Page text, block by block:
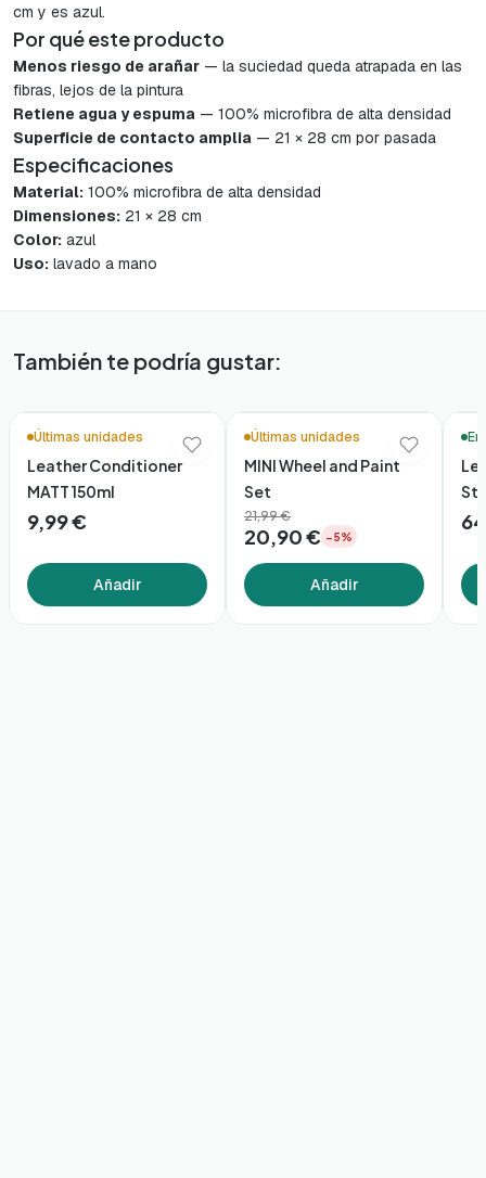
cm y es azul.
Por qué este producto
Menos riesgo de arañar — la suciedad queda atrapada en las
fibras, lejos de la pintura
Retiene agua y espuma — 100% microfibra de alta densidad
Superficie de contacto amplia — 21 × 28 cm por pasada
Especificaciones
Material: 100% microfibra de alta densidad
Dimensiones: 21 × 28 cm
Color: azul
Uso: lavado a mano
También te podría gustar:
Últimas unidades
Leather Conditioner
MATT 150ml
9,99 €
Añadir
Últimas unidades
MINI Wheel and Paint
Set
21,99 €
20,90 € −5%
Añadir